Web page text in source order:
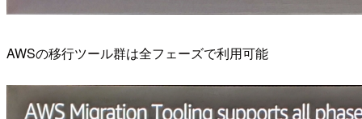
AWSの移行ツール群は全フェーズで利用可能